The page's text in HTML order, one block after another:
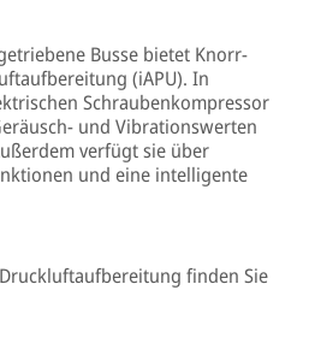
Busse bietet Knorr-
(iAPU). In
Schraubenkompressor
und Vibrationswerten
verfügt sie über
und eine intelligente
finden Sie